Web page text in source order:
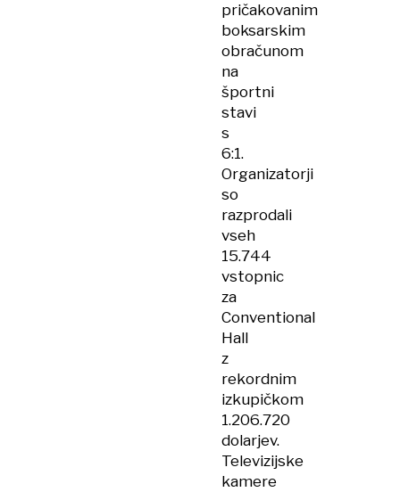
pričakovanim
boksarskim
obračunom
na
športni
stavi
s
6:1.
Organizatorji
so
razprodali
vseh
15.744
vstopnic
za
Conventional
Hall
z
rekordnim
izkupičkom
1.206.720
dolarjev.
Televizijske
kamere